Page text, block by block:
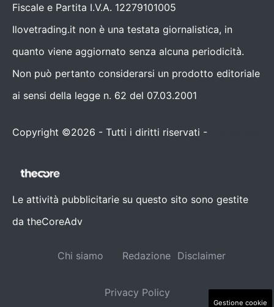
Fiscale e Partita I.V.A. 12279101005
Ilovetrading.it non è una testata giornalistica, in
quanto viene aggiornato senza alcuna periodicità.
Non può pertanto considerarsi un prodotto editoriale
ai sensi della legge n. 62 del 07.03.2001
Copyright ©2026 - Tutti i diritti riservati -
Le attività pubblicitarie su questo sito sono gestite
da theCoreAdv
Chi siamo Redazione Disclaimer
Privacy Policy
Gestione cookie